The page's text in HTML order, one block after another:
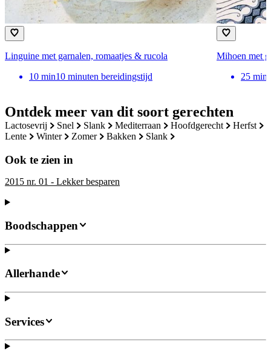
Ontdek meer van dit soort gerechten
lactosevrij snel slank mediterraan hoofdgerecht
herfst
lente
winter zomer bakken slank
Ook te zien in
2015 nr. 01 - Lekker besparen
Linguine met garnalen, romaatjes & rucola
10 min10 minuten bereidingstijd
Mihoen met
25 min
Boodschappen
Allerhande
Services